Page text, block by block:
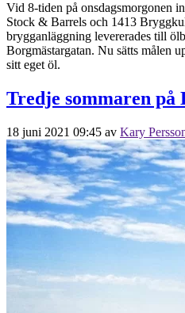
Vid 8-tiden på onsdagsmorgonen
Stock & Barrels och 1413
brygganläggning levererades till
Borgmästargatan. Nu sätts målen
sitt eget öl.
Tredje sommaren på
18 juni 2021 09:45 av Kary